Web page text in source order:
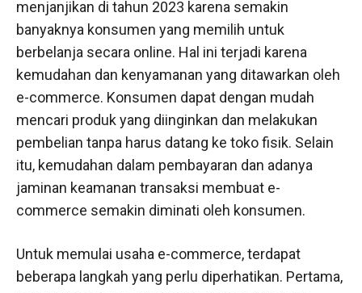
menjanjikan di tahun 2023 karena semakin
banyaknya konsumen yang memilih untuk
berbelanja secara online. Hal ini terjadi karena
kemudahan dan kenyamanan yang ditawarkan oleh
e-commerce. Konsumen dapat dengan mudah
mencari produk yang diinginkan dan melakukan
pembelian tanpa harus datang ke toko fisik. Selain
itu, kemudahan dalam pembayaran dan adanya
jaminan keamanan transaksi membuat e-
commerce semakin diminati oleh konsumen.
Untuk memulai usaha e-commerce, terdapat
beberapa langkah yang perlu diperhatikan. Pertama,